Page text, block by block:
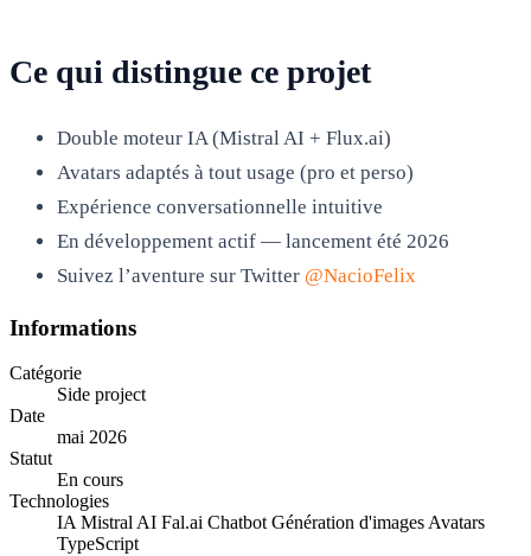
Ce qui distingue ce projet
Double moteur IA (Mistral AI + Flux.ai)
Avatars adaptés à tout usage (pro et perso)
Expérience conversationnelle intuitive
En développement actif — lancement été 2026
Suivez l’aventure sur Twitter @NacioFelix
Informations
Catégorie
Side project
Date
mai 2026
Statut
En cours
Technologies
IA Mistral AI Fal.ai Chatbot Génération d'images Avatars
TypeScript